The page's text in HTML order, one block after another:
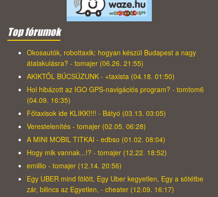
Top fórumok
Okosautók, robottaxik: hogyan készül Budapest a nagy
átalakulásra? - tomajer (06.26. 21:55)
AKIKTŐL BÚCSÚZUNK - +taxista (04.18. 01:50)
Hol hibázott az IGO GPS-navigációs program? - tomtom6
(04.09. 16:35)
Főtaxisok ide KLIKK!!!! - Bátyó (03.13. 03:05)
Verestelenítés - tomajer (02.05. 06:28)
A MINI MOBIL TITKAI - edbso (01.02. 08:04)
Hogy mik vannak...!? - tomajer (12.22. 18:52)
emillio - tomajer (12.14. 20:56)
Egy UBER mind fölött, Egy Uber kegyetlen, Egy a sötétbe
zár, bilincs az Egyetlen, - cheater (12.09. 16:17)